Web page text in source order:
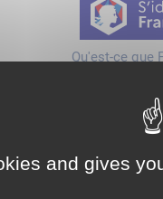
and gives
Qu'est-ce que